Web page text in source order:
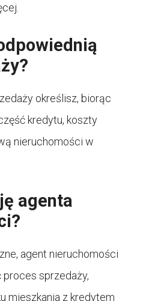
określisz, biorąc
kredytu, koszty
nieruchomości w
agenta
agent nieruchomości
proces sprzedaży,
mieszkania z kredytem